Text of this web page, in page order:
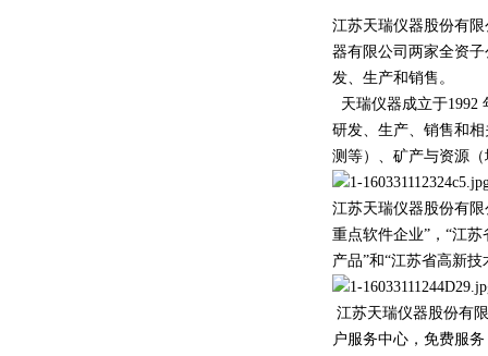
江苏天瑞仪器股份有
器有限公司两家全资
发、生产和销售
天瑞仪器成立于1992
研发、生产、销售和
测等）、矿产与资源
江苏天瑞仪器股份有
重点软件企业”，“江
产品”和“江苏省高新
江苏天瑞仪器股份有
户服务中心，免费服